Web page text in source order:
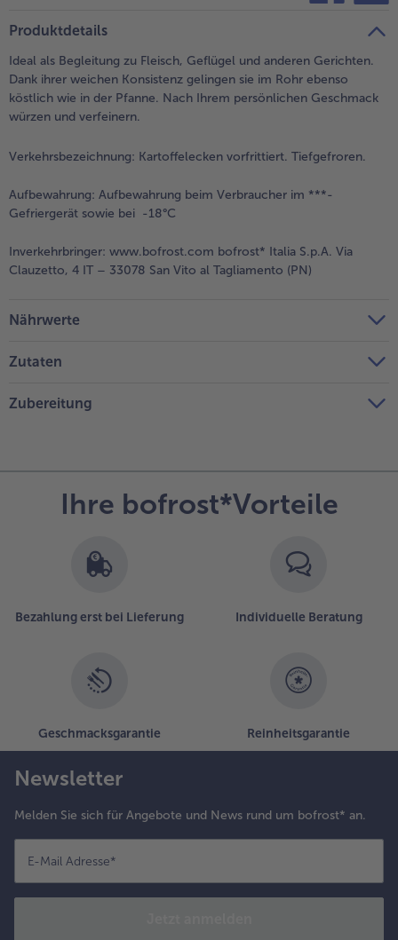
Produktdetails
Ideal als Begleitung zu Fleisch, Geflügel und anderen Gerichten.
Dank ihrer weichen Konsistenz gelingen sie im Rohr ebenso
köstlich wie in der Pfanne. Nach Ihrem persönlichen Geschmack
würzen und verfeinern.
Verkehrsbezeichnung: Kartoffelecken vorfrittiert. Tiefgefroren.
Aufbewahrung: Aufbewahrung beim Verbraucher im ***-
Gefriergerät sowie bei -18°C
Inverkehrbringer: www.bofrost.com bofrost* Italia S.p.A. Via
Clauzetto, 4 IT – 33078 San Vito al Tagliamento (PN)
Nährwerte
Zutaten
Zubereitung
Ihre bofrost*Vorteile
Bezahlung erst bei Lieferung Individuelle Beratung
Geschmacksgarantie Reinheitsgarantie
Newsletter
Melden Sie sich für Angebote und News rund um bofrost* an.
E-Mail Adresse*